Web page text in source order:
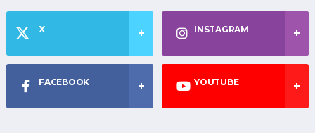
X INSTAGRAM
FACEBOOK YOUTUBE